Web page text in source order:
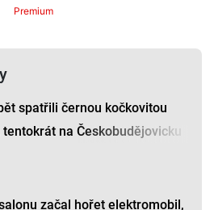
Premium
spatřili černou kočkovitou
na Českobudějovicku
začal hořet elektromobil,